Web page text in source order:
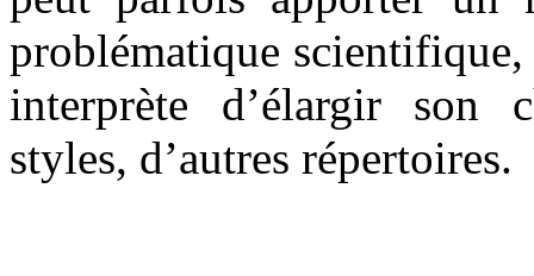
problématique
interprète d’élargir son
styles, d’autres répertoires.